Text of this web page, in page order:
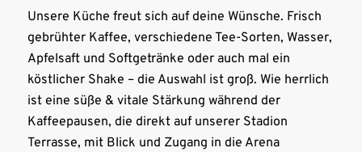
Unsere Küche freut sich auf deine Wünsche. Frisch
gebrühter Kaffee, verschiedene Tee-Sorten, Wasser,
Apfelsaft und Softgetränke oder auch mal ein
köstlicher Shake – die Auswahl ist groß. Wie herrlich
ist eine süße & vitale Stärkung während der
Kaffeepausen, die direkt auf unserer Stadion
Terrasse, mit Blick und Zugang in die Arena